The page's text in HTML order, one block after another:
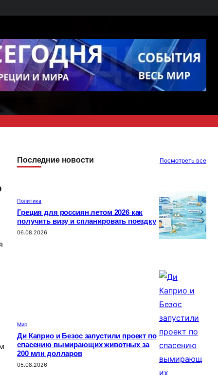
Последние новости Посмотреть все
Политика
Греция для россиян летом 2026 как
получить визу и спланировать поездку
06.08.2026
Мир
Ди Каприо и Безос запустили проект по
спасению вымирающих животных за
200 млн долларов
05.08.2026